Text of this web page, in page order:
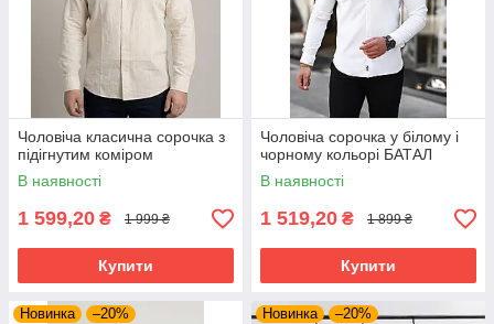
Чоловіча класична сорочка з
підігнутим коміром
В наявності
1 599,20 ₴ 1 999 ₴
Купити
Чоловіча сорочка у білому і
чорному кольорі БАТАЛ
В наявності
1 519,20 ₴ 1 899 ₴
Купити
Новинка –20% Новинка –20%